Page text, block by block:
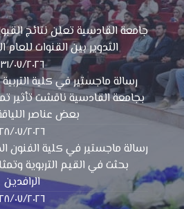
جامعة القادسية تعلن نتائج
التدوير بين القنوات للعام
٣١/٠٧/٢٠٢٦
رسالة ماجستير في كلية التربية
بعض عناصر
٢٨/٠٧/٢٠٢٦
رسالة ماجستير في كلية الفنون
بحثت في القيم التربوية
الرافدين
٢٨/٠٧/٢٠٢٦